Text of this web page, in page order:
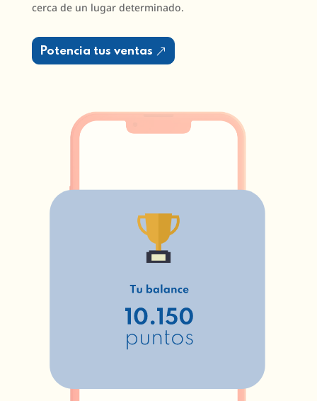
cerca de un lugar determinado.
Potencia tus ventas